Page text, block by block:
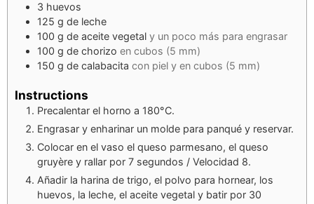
3 huevos
125 g de leche
100 g de aceite vegetal y un poco más para engrasar
100 g de chorizo en cubos (5 mm)
150 g de calabacita con piel y en cubos (5 mm)
Instructions
Precalentar el horno a 180°C.
Engrasar y enharinar un molde para panqué y reservar.
Colocar en el vaso el queso parmesano, el queso
gruyère y rallar por 7 segundos / Velocidad 8.
Añadir la harina de trigo, el polvo para hornear, los
huevos, la leche, el aceite vegetal y batir por 30